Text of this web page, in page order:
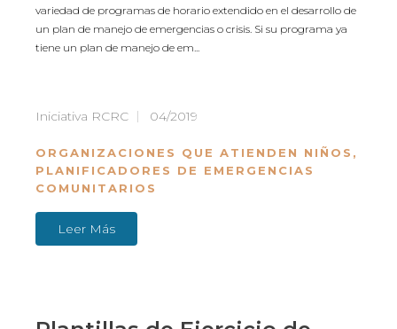
variedad de programas de horario extendido en el desarrollo de
un plan de manejo de emergencias o crisis. Si su programa ya
tiene un plan de manejo de em...
Iniciativa RCRC 04/2019
ORGANIZACIONES QUE ATIENDEN NIÑOS ,
PLANIFICADORES DE EMERGENCIAS
COMUNITARIOS
Leer Más